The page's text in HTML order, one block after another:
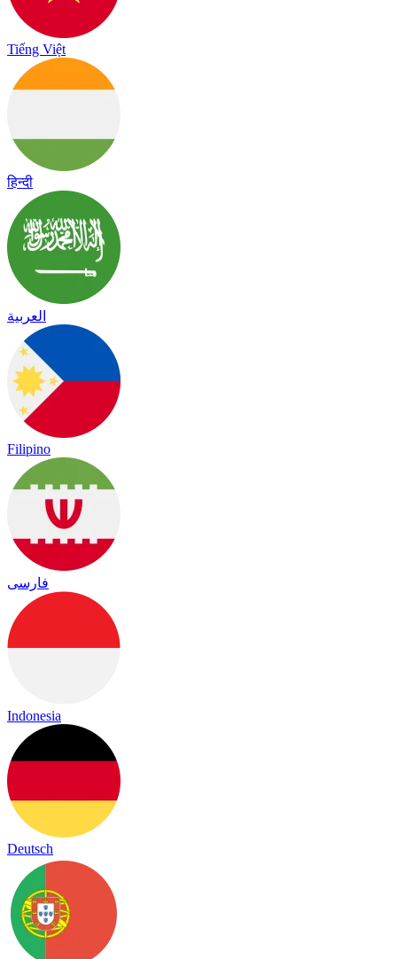
Tiếng Việt
हिन्दी
العربية
Filipino
فارسی
Indonesia
Deutsch